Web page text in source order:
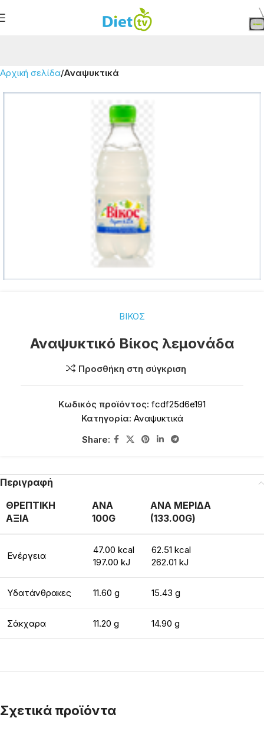
Αρχική σελίδα Αναψυκτικά
ΒΙΚΟΣ
Αναψυκτικό Βίκος λεμονάδα
Προσθήκη στη σύγκριση
Κωδικός προϊόντος: fcdf25d6e191
Κατηγορία: Αναψυκτικά
Share:
Περιγραφή
ΘΡΕΠΤΙΚΗ
ΑΞΙΑ
ΑΝΑ
100G
ΑΝΑ ΜΕΡΙΔΑ
(133.00G)
Ενέργεια
47.00 kcal
197.00 kJ
62.51 kcal
262.01 kJ
Υδατάνθρακες 11.60 g 15.43 g
Σάκχαρα 11.20 g 14.90 g
Σχετικά προϊόντα